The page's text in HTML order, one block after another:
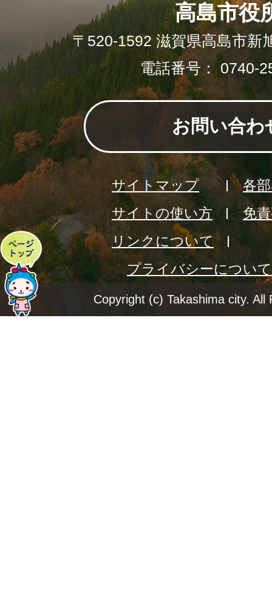
ペ
ー
ジ
高島市役
〒520-1592 滋賀県高島市新
電話番号： 0740-
お問い合わ
サイトマップ
各
サイトの使い方
免
リンクについて
プライバシーについて
Copyright (c) Takashima city. All